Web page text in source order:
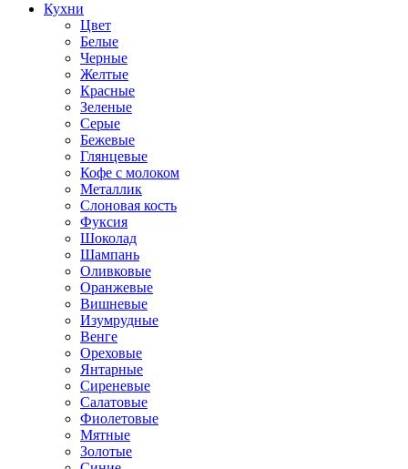
Кухни
Цвет
Белые
Черные
Желтые
Красные
Зеленые
Серые
Бежевые
Глянцевые
Кофе с молоком
Металлик
Слоновая кость
Фуксия
Шоколад
Шампань
Оливковые
Оранжевые
Вишневые
Изумрудные
Венге
Ореховые
Янтарные
Сиреневые
Салатовые
Фиолетовые
Мятные
Золотые